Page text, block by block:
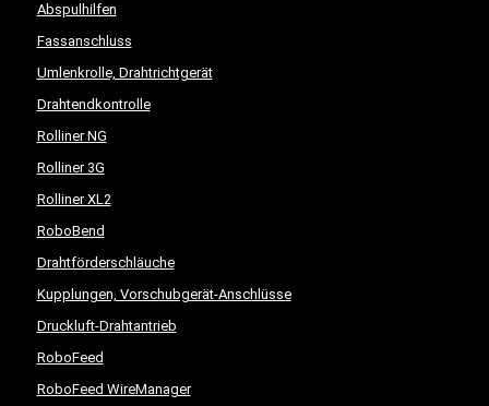
Abspulhilfen
Fassanschluss
Umlenkrolle, Drahtrichtgerät
Drahtendkontrolle
Rolliner NG
Rolliner 3G
Rolliner XL2
RoboBend
Drahtförderschläuche
Kupplungen, Vorschubgerät-Anschlüsse
Druckluft-Drahtantrieb
RoboFeed
RoboFeed WireManager